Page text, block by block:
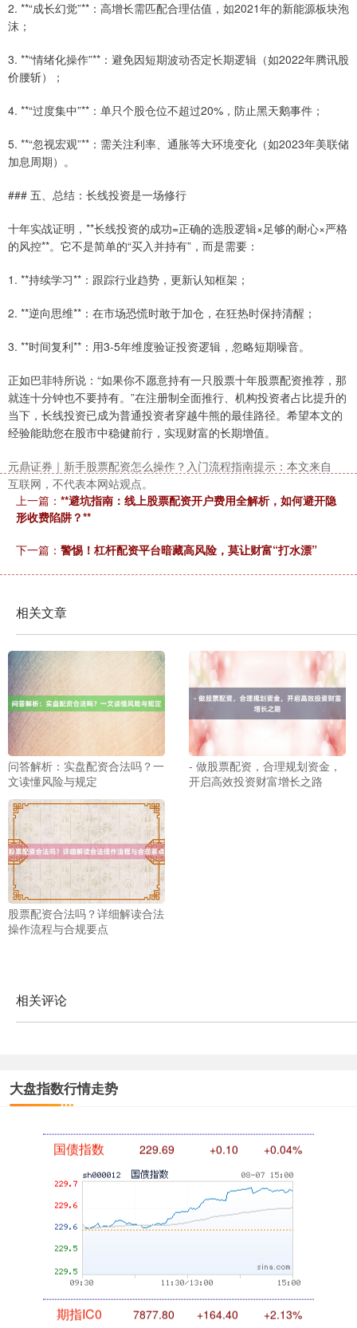
2. **“成长幻觉”**：高增长需匹配合理估值，如2021年的新能源板块泡
沫；
3. **“情绪化操作”**：避免因短期波动否定长期逻辑（如2022年腾讯股
价腰斩）；
4. **“过度集中”**：单只个股仓位不超过20%，防止黑天鹅事件；
5. **“忽视宏观”**：需关注利率、通胀等大环境变化（如2023年美联储
加息周期）。
### 五、总结：长线投资是一场修行
十年实战证明，**长线投资的成功=正确的选股逻辑×足够的耐心×严格
的风控**。它不是简单的“买入并持有”，而是需要：
1. **持续学习**：跟踪行业趋势，更新认知框架；
2. **逆向思维**：在市场恐慌时敢于加仓，在狂热时保持清醒；
3. **时间复利**：用3-5年维度验证投资逻辑，忽略短期噪音。
正如巴菲特所说：“如果你不愿意持有一只股票十年股票配资推荐，那
就连十分钟也不要持有。”在注册制全面推行、机构投资者占比提升的
当下，长线投资已成为普通投资者穿越牛熊的最佳路径。希望本文的
经验能助您在股市中稳健前行，实现财富的长期增值。
元鼎证券｜新手股票配资怎么操作？入门流程指南提示：本文来自
互联网，不代表本网站观点。
上一篇： **避坑指南：线上股票配资开户费用全解析，如何避开隐
形收费陷阱？**
下一篇： 警惕！杠杆配资平台暗藏高风险，莫让财富“打水漂”
相关文章
问答解析：实盘配资合法吗？一
文读懂风险与规定
- 做股票配资，合理规划资金，
开启高效投资财富增长之路
股票配资合法吗？详细解读合法
操作流程与合规要点
相关评论
大盘指数行情走势
深证成指 14311.01 +200.89 +1.42%
沪深300
北证50 1134.24 +11.37
创业板指 3563.12
基金指数
国债指数 229.69 +0.04%